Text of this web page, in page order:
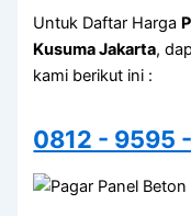
Untuk Daftar Harga
Kusuma Jakarta,
kami berikut ini :
0812 - 9595